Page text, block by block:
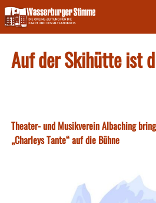
Skip
to
content
Auf der Skihütte ist
Theater- und Musikverein Albaching
„Charleys Tante“ auf die Bühne